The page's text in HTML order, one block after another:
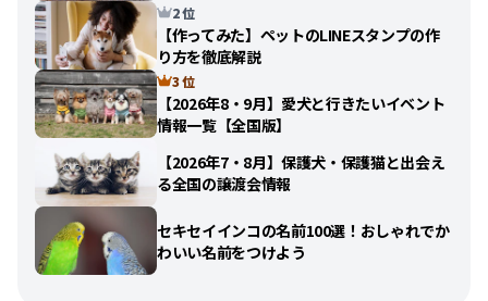
2 位
【作ってみた】ペットのLINEスタンプの作
り方を徹底解説
3 位
【2026年8・9月】愛犬と行きたいイベント
情報一覧【全国版】
【2026年7・8月】保護犬・保護猫と出会え
る全国の譲渡会情報
セキセイインコの名前100選！おしゃれでか
わいい名前をつけよう